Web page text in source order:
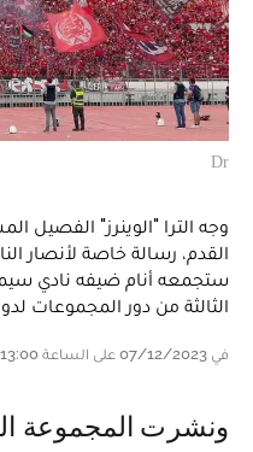
Dr
وجه الترا "الوينرز" الفصيل
القدم، رسالة خاصة لأنصار
ستجمعه أنام ضيفه نادي
الثالثة من دور المجموعات
في 07/12/2023 على الساعة 13:00
ونشرت المجموعة الودادية بلاغ عبر صفحتها